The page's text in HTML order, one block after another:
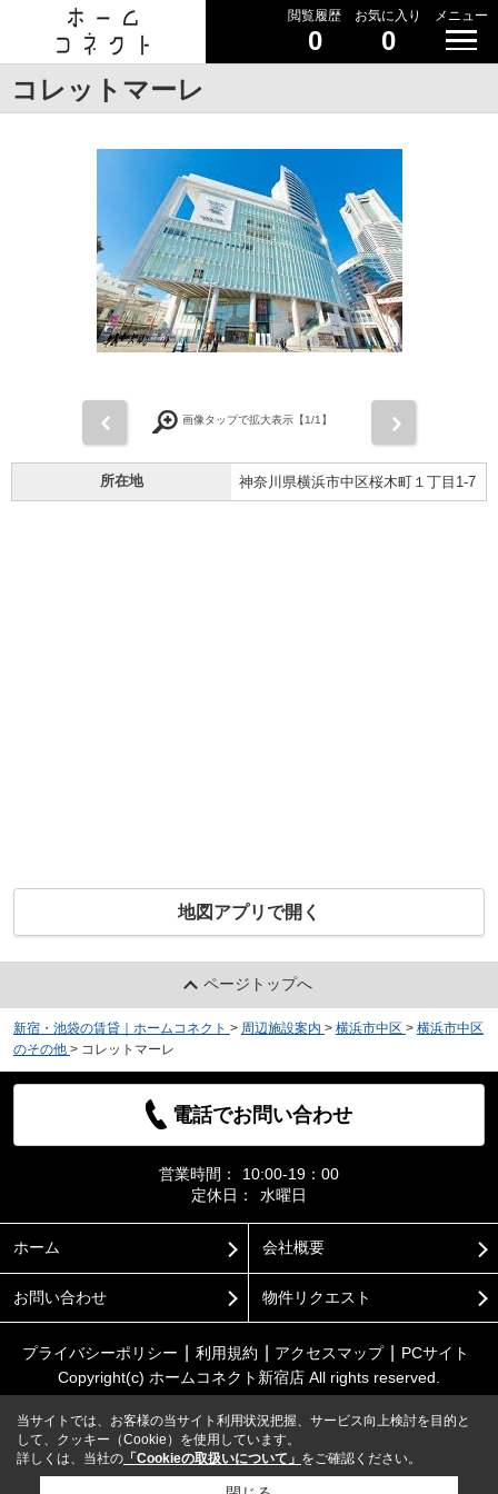
閲覧履歴
0
お気に入り
0
メニュー
コレットマーレ
画像タップで拡大表示【1/1】
所在地 神奈川県横浜市中区桜木町１丁目1-7
地図アプリで開く
ページトップへ
新宿・池袋の賃貸｜ホームコネクト > 周辺施設案内 > 横浜市中区 > 横浜市中区
のその他 > コレットマーレ
電話でお問い合わせ
営業時間：
10:00-19：00
定休日：
水曜日
ホーム 会社概要
お問い合わせ 物件リクエスト
プライバシーポリシー 利用規約 アクセスマップ
PCサイト
Copyright(c) ホームコネクト新宿店 All rights reserved.
当サイトでは、お客様の当サイト利用状況把握、サービス向上検討を目的と
して、クッキー（Cookie）を使用しています。
詳しくは、当社の 「Cookieの取扱いについて」 をご確認ください。